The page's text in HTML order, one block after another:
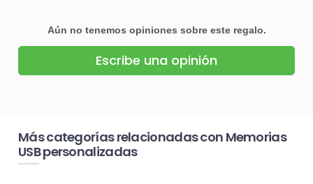
Aún no tenemos opiniones sobre este regalo.
Escribe una opinión
Más categorías relacionadas con Memorias
USB personalizadas